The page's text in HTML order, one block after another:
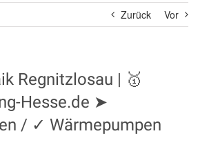
Zurück Vor
Regnitzlosau | 🥇
Hesse.de ➤
/ ✓ Wärmepumpen